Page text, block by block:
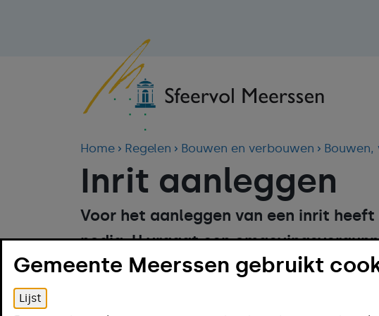
Home Regelen Bouwen en verbouwen
Inrit aanleggen
Voor het aanleggen van een inrit
nodig. U vraagt een
Omgevingsloket.
Gemeente Meerssen gebruikt
Lijst